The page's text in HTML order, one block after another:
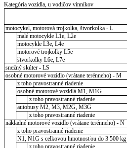
Kategória vozidla, u vodičov vinníkov
motocykel, motorová trojkolka, štvorkolka - L
malé motocykle L1e, L2e
motocykle L3e, L4e
motorové trojkolky L5e
štvorkolky L6e, L7e
snežný skúter - LS
osobné motorové vozidlo (vrátane terénneho) - M
z toho pravostranné riadenie
osobné motorové vozidlá M1, M1G
z toho pravostranné riadenie
autobusy M2, M3, M2G, M3G
z toho pravostranné riadenie
nákladné motorové vozidlo (vrátane terénneho) - N
z toho pravostranné riadenie
N1, N1G s celkovou hmotnosťou do 3 500 kg
z toho pravostranné riadenie